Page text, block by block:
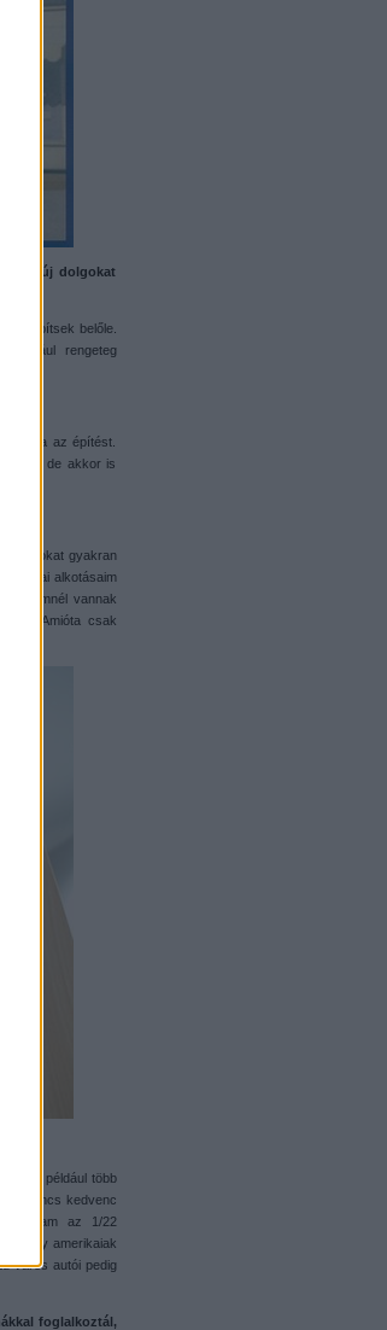
új dolgokat
építsek belőle.
Például rengeteg
abba az építést.
de akkor is
alakokat gyakran
a mai alkotásaim
vannak
Amióta csak
például több
Nincs kedvenc
az 1/22
a nagy amerikaiak
város autói pedig
foglalkoztál,